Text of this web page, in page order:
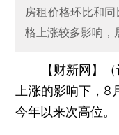
房租价格环比和
格上涨较多影响，
【财新网】
上涨的影响下，8
今年以来次高位。